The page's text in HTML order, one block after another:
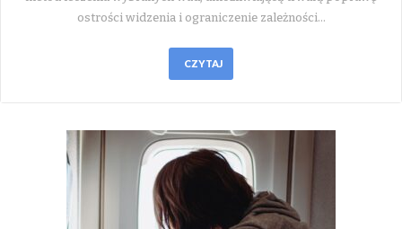
ostrości widzenia i ograniczenie zależności…
CZYTAJ